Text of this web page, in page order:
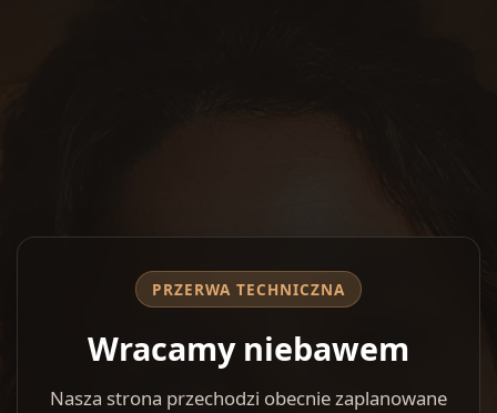
PRZERWA TECHNICZNA
Wracamy niebawem
Nasza strona przechodzi obecnie zaplanowane